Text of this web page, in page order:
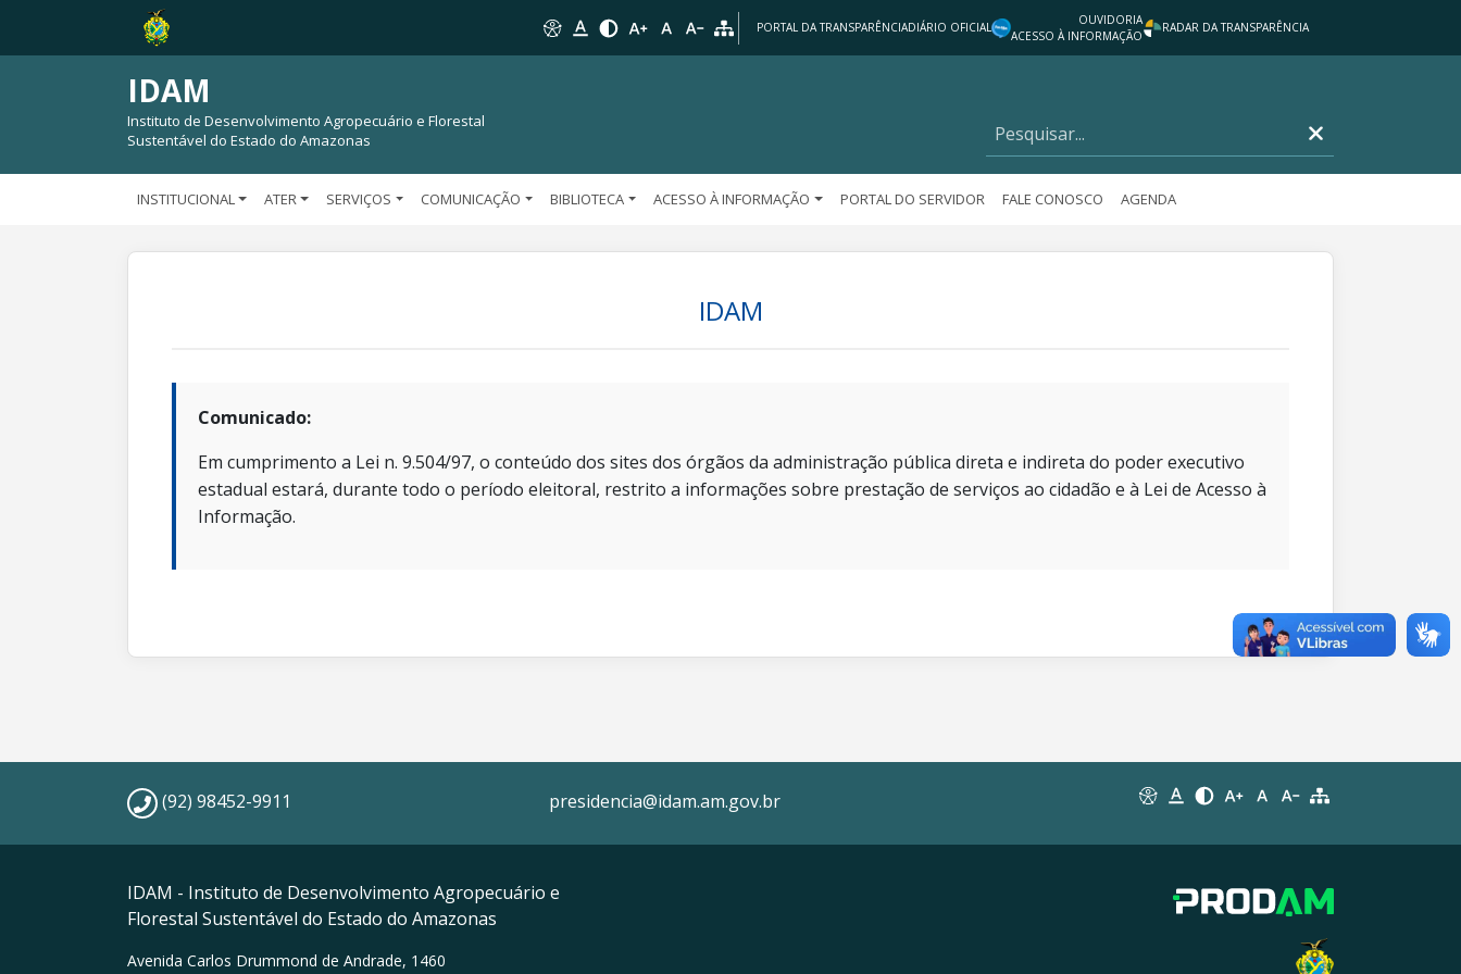
PORTAL DA TRANSPARÊNCIADIÁRIO OFICIAL
OUVIDORIA
ACESSO À INFORMAÇÃO
RADAR DA TRANSPARÊNCIA
IDAM
Instituto de Desenvolvimento Agropecuário e Florestal
Sustentável do Estado do Amazonas
INSTITUCIONAL ATER SERVIÇOS COMUNICAÇÃO BIBLIOTECA ACESSO À INFORMAÇÃO PORTAL DO SERVIDOR FALE CONOSCO AGENDA
IDAM
Comunicado:
Em cumprimento a Lei n. 9.504/97, o conteúdo dos sites dos órgãos da administração pública direta e indireta do poder executivo
estadual estará, durante todo o período eleitoral, restrito a informações sobre prestação de serviços ao cidadão e à Lei de Acesso à
Informação.
(92) 98452-9911 presidencia@idam.am.gov.br
IDAM - Instituto de Desenvolvimento Agropecuário e
Florestal Sustentável do Estado do Amazonas
Avenida Carlos Drummond de Andrade, 1460